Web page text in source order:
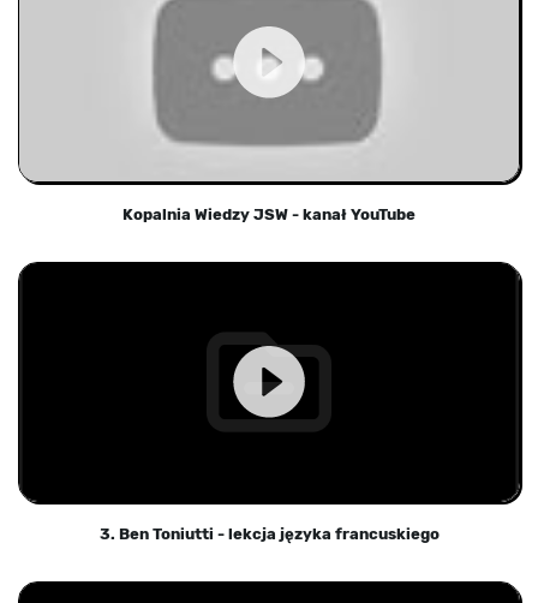
Kopalnia Wiedzy JSW - kanał YouTube
3. Ben Toniutti - lekcja języka francuskiego